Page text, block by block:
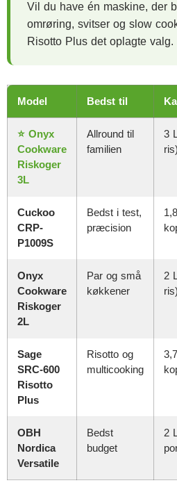
Vil du have én maskine, der
omrøring, svitser og slow
Risotto Plus det oplagte valg.
Model Bedst til
⭐ Onyx
Cookware
Riskoger
3L
Allround til
familien
3
ris)
Cuckoo
CRP-
P1009S
Bedst i test,
præcision
Onyx
Cookware
Riskoger
2L
Par og små
køkkener
2
ris)
Sage
SRC-600
Risotto
Plus
Risotto og
multicooking
OBH
Nordica
Versatile
Bedst
budget
2